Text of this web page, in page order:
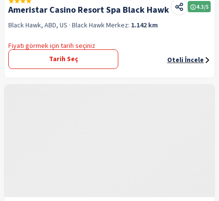
Ameristar Casino Resort Spa Black Hawk 4.3/5
Black Hawk, ABD, US · Black HawkMerkez: 1.142 km
Fiyatı görmek için tarih seçiniz
Tarih Seç
Oteli İncele